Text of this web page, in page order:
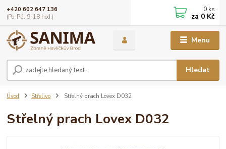
Menu
Hledat
+420 602 647 136
(Po-Pá, 9-18 hod.)
0 ks
za 0 Kč
Úvod Střelivo Střelný prach Lovex D032
Střelný prach Lovex D032